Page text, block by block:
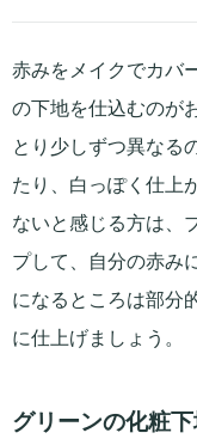
赤みをメイクでカバ
の下地を仕込むのが
とり少しずつ異なる
たり、白っぽく仕上
ないと感じる方は、
プして、自分の赤み
になるところは部分
に仕上げましょう。
グリーンの化粧